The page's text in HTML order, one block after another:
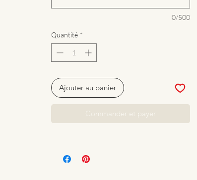
repas!
0/500
Quantité *
Ajouter au panier
Commander et payer